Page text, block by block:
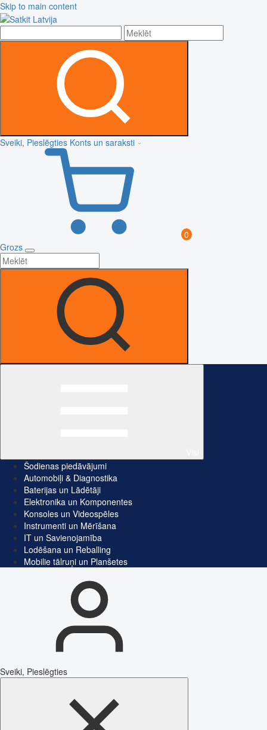
Skip to main content
Sveiki, Pieslēgties Konts un saraksti
0
Grozs
Šodienas piedāvājumi
Automobiļi & Diagnostika
Baterijas un Lādētāji
Elektronika un Komponentes
Konsoles un Videospēles
Instrumenti un Mērīšana
IT un Savienojamība
Lodēšana un Reballing
Mobilie tālruņi un Planšetes
Sveiki, Pieslēgties